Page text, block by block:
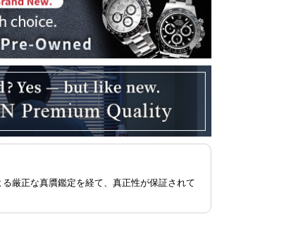
厳正な真贋鑑定を経て、真正性が保証されて